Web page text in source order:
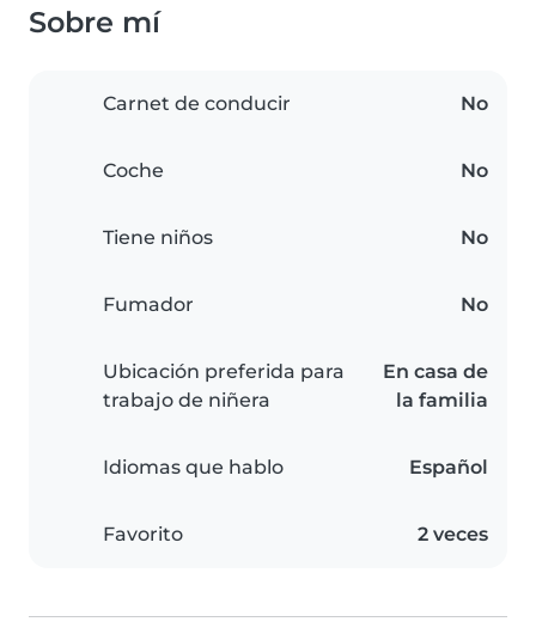
Sobre mí
Carnet de conducir No
Coche No
Tiene niños No
Fumador No
Ubicación preferida para
trabajo de niñera
En casa de
la familia
Idiomas que hablo Español
Favorito 2 veces